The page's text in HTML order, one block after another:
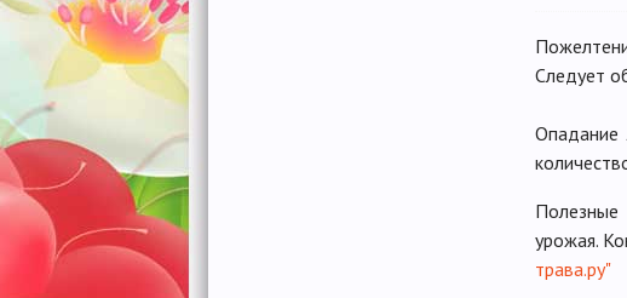
Следует
Опадание
Полезные
урожая.
трава.ру"